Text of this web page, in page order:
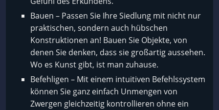
Bauen – Passen Sie Ihre Siedlung mit nicht nur
praktischen, sondern auch hübschen
Konstruktionen an! Bauen Sie Objekte, von
denen Sie denken, dass sie großartig aussehen.
Wo es Kunst gibt, ist man zuhause.
Befehligen – Mit einem intuitiven Befehlssystem
können Sie ganz einfach Unmengen von
Zwergen gleichzeitig kontrollieren ohne ein